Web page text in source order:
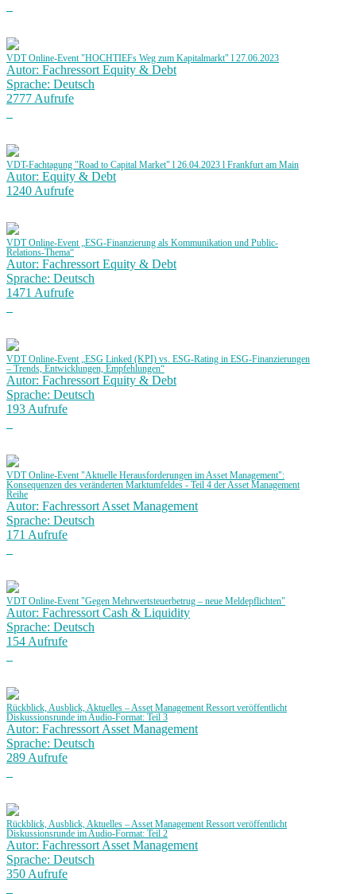
VDT Online-Event "HOCHTIEFs Weg zum Kapitalmarkt" l 27.06.2023
Autor: Fachressort Equity & Debt
Sprache: Deutsch
2777 Aufrufe
VDT-Fachtagung "Road to Capital Market" l 26.04.2023 l Frankfurt am Main
Autor: Equity & Debt
1240 Aufrufe
VDT Online-Event „ESG-Finanzierung als Kommunikation und Public-
Relations-Thema“
Autor: Fachressort Equity & Debt
Sprache: Deutsch
1471 Aufrufe
VDT Online-Event „ESG Linked (KPI) vs. ESG-Rating in ESG-Finanzierungen
– Trends, Entwicklungen, Empfehlungen“
Autor: Fachressort Equity & Debt
Sprache: Deutsch
193 Aufrufe
VDT Online-Event "Aktuelle Herausforderungen im Asset Management":
Konsequenzen des veränderten Marktumfeldes - Teil 4 der Asset Management
Reihe
Autor: Fachressort Asset Management
Sprache: Deutsch
171 Aufrufe
VDT Online-Event "Gegen Mehrwertsteuerbetrug – neue Meldepflichten"
Autor: Fachressort Cash & Liquidity
Sprache: Deutsch
154 Aufrufe
Rückblick, Ausblick, Aktuelles – Asset Management Ressort veröffentlicht
Diskussionsrunde im Audio-Format: Teil 3
Autor: Fachressort Asset Management
Sprache: Deutsch
289 Aufrufe
Rückblick, Ausblick, Aktuelles – Asset Management Ressort veröffentlicht
Diskussionsrunde im Audio-Format: Teil 2
Autor: Fachressort Asset Management
Sprache: Deutsch
350 Aufrufe